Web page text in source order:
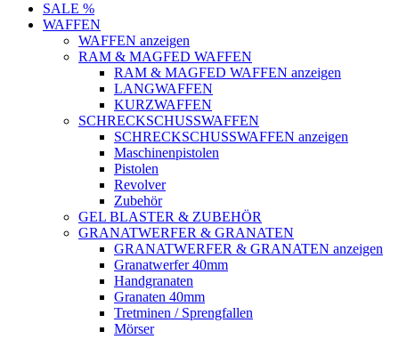
SALE %
WAFFEN
WAFFEN anzeigen
RAM & MAGFED WAFFEN
RAM & MAGFED WAFFEN anzeigen
LANGWAFFEN
KURZWAFFEN
SCHRECKSCHUSSWAFFEN
SCHRECKSCHUSSWAFFEN anzeigen
Maschinenpistolen
Pistolen
Revolver
Zubehör
GEL BLASTER & ZUBEHÖR
GRANATWERFER & GRANATEN
GRANATWERFER & GRANATEN anzeigen
Granatwerfer 40mm
Handgranaten
Granaten 40mm
Tretminen / Sprengfallen
Mörser